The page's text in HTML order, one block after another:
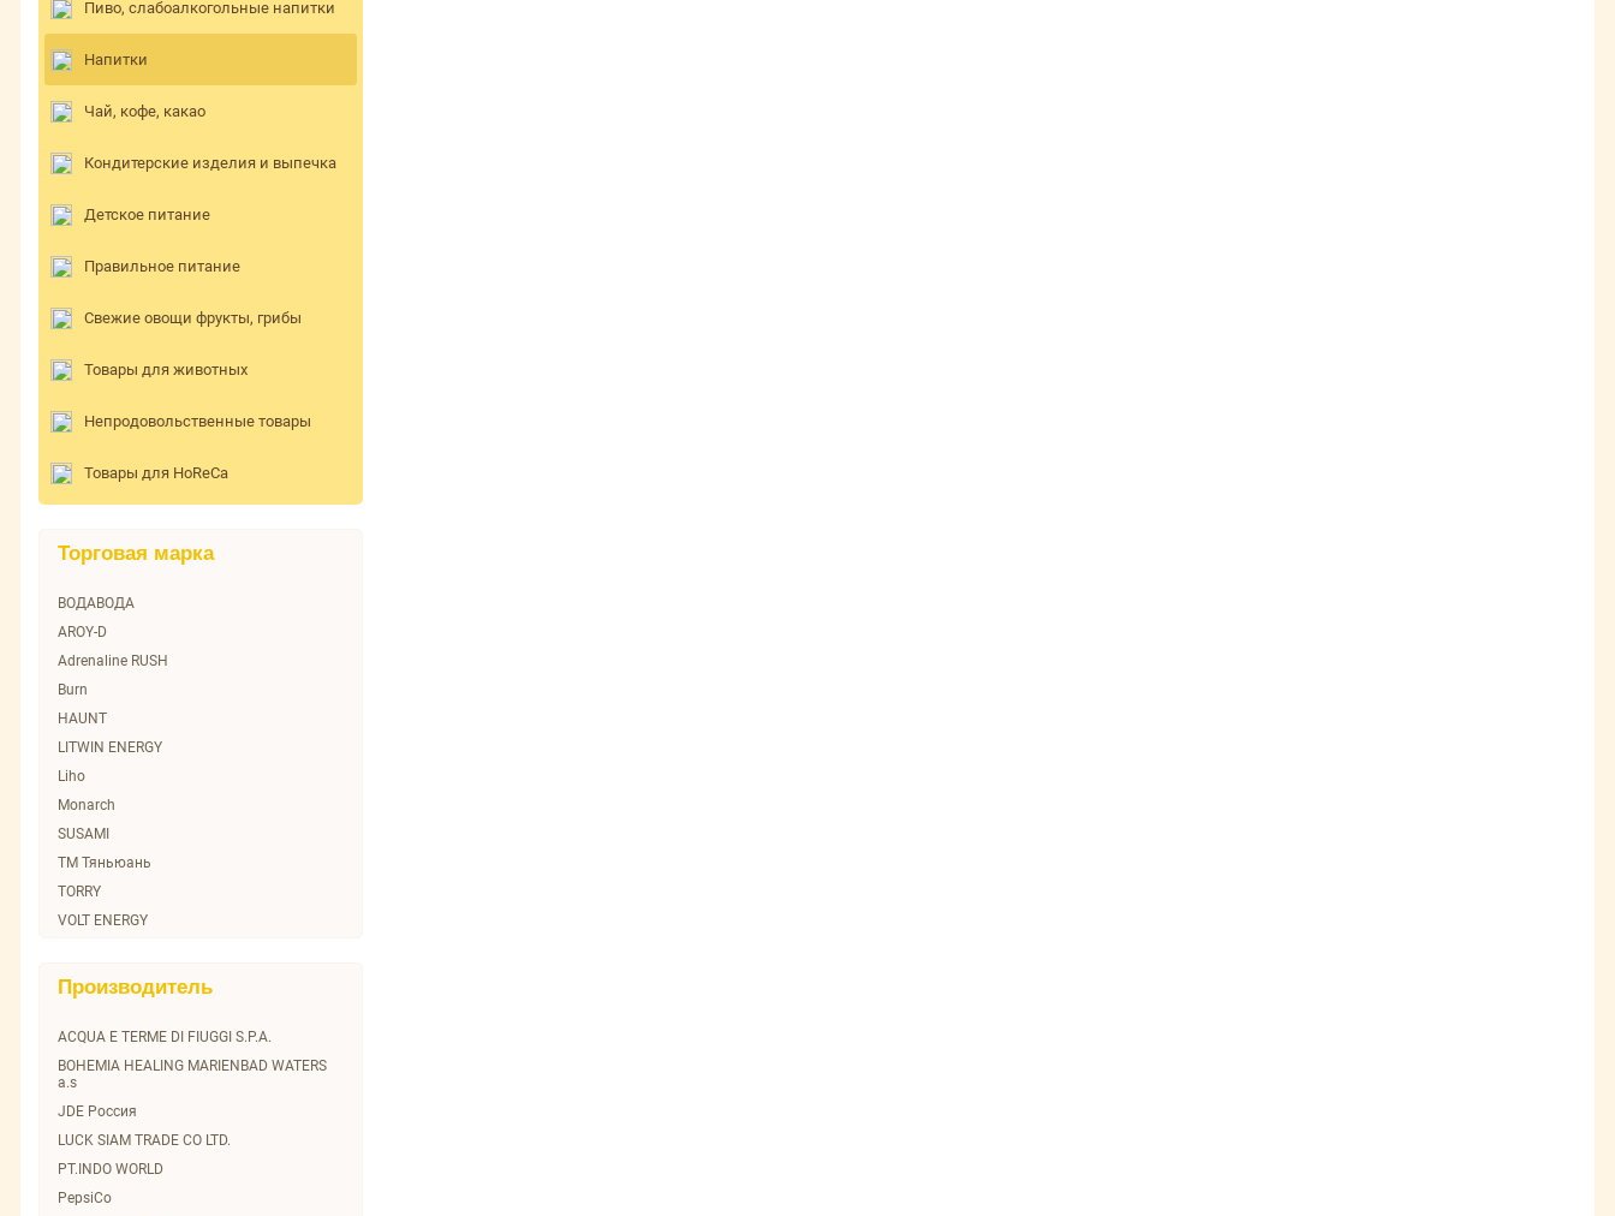
Пиво, слабоалкогольные напитки
Напитки
Чай, кофе, какао
Кондитерские изделия и выпечка
Детское питание
Правильное питание
Свежие овощи фрукты, грибы
Товары для животных
Непродовольственные товары
Товары для HoReCa
Торговая марка
ВОДАВОДА
AROY-D
Adrenaline RUSH
Burn
HAUNT
LITWIN ENERGY
Liho
Monarch
SUSAMI
TM Тяньюань
TORRY
VOLT ENERGY
Билинска Киселка
Зайечицкая Горькая
Пестравка
Фьюджи
Производитель
ACQUA E TERME DI FIUGGI S.P.A.
BOHEMIA HEALING MARIENBAD WATERS
a.s
JDE Россия
LUCK SIAM TRADE CO LTD.
PT.INDO WORLD
PepsiCo